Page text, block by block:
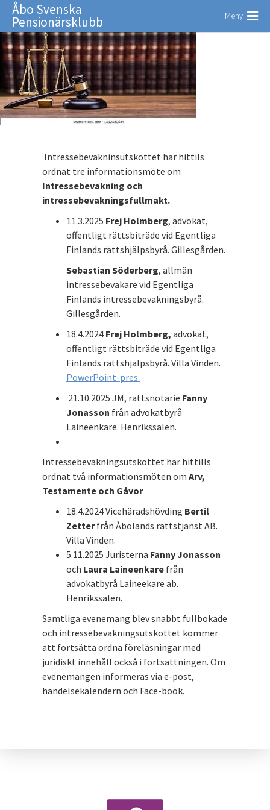
Åbo Svenska
Pensionärsklubb Meny
Intressebevakninsutskottet har hittils
ordnat tre informationsmöte om
Intressebevakning och
intressebevakningsfullmakt.
11.3.2025 Frej Holmberg, advokat,
offentligt rättsbiträde vid Egentliga
Finlands rättshjälpsbyrå. Gillesgården.
Sebastian Söderberg, allmän
intressebevakare vid Egentliga
Finlands intressebevakningsbyrå.
Gillesgården.
18.4.2024 Frej Holmberg, advokat,
offentligt rättsbiträde vid Egentliga
Finlands rättshjälpsbyrå. Villa Vinden.
PowerPoint-pres.
21.10.2025 JM, rättsnotarie Fanny
Jonasson från advokatbyrå
Laineenkare. Henrikssalen.
Intressebevakningsutskottet har hittills
ordnat två informationsmöten om Arv,
Testamente och Gåvor
18.4.2024 Vicehäradshövding Bertil
Zetterfrån Åbolands rättstjänst AB.
Villa Vinden.
5.11.2025 Juristerna Fanny Jonasson
och Laura Laineenkare från
advokatbyrå Laineekare ab.
Henrikssalen.
Samtliga evenemang blev snabbt fullbokade
och intressebevakningsutskottet kommer
att fortsätta ordna föreläsningar med
juridiskt innehåll också i fortsättningen. Om
evenemangen informeras via e-post,
händelsekalendern och Face-book.